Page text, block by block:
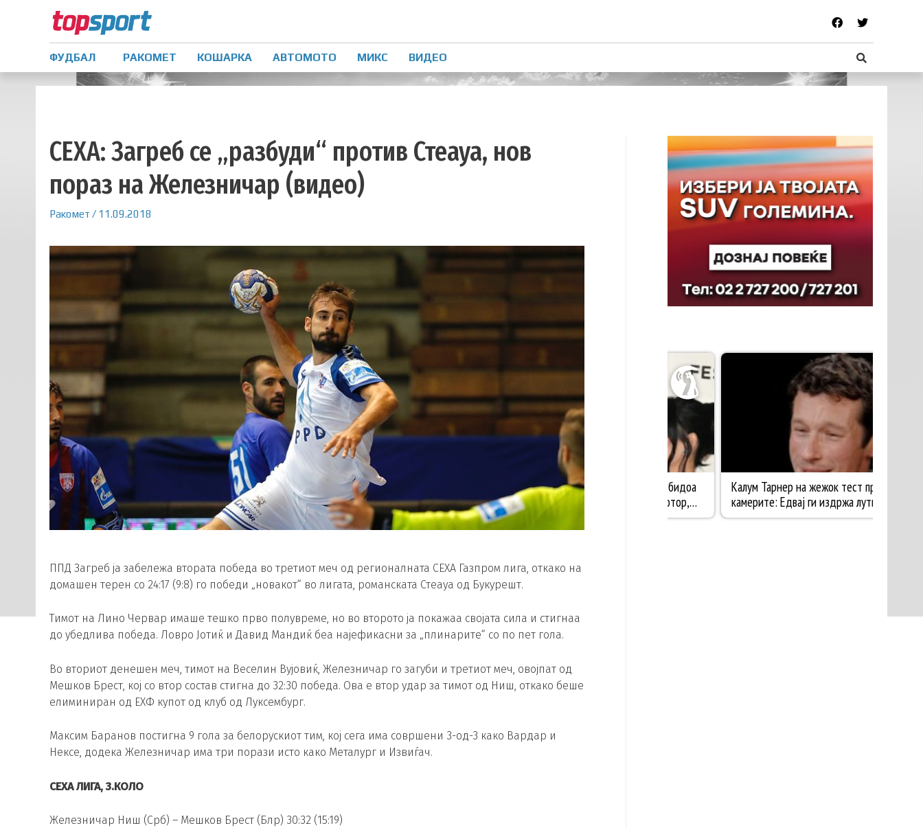
ФУДБАЛ РАКОМЕТ КОШАРКА АВТОМОТО МИКС ВИДЕО
СЕХА: Загреб се „разбуди“ против Стеауа, нов
пораз на Железничар (видео)
Ракомет / 11.09.2018
ППД Загреб ја забележа втората победа во третиот меч од регионалната СЕХА Газпром лига, откако на
домашен терен со 24:17 (9:8) го победи „новакот“ во лигата, романската Стеауа од Букурешт.
Тимот на Лино Червар имаше тешко прво полувреме, но во второто ја покажаа својата сила и стигнаа
до убедлива победа. Ловро Јотиќ и Давид Мандиќ беа најефикасни за „плинарите“ со по пет гола.
Во вториот денешен меч, тимот на Веселин Вујовиќ, Железничар го загуби и третиот меч, овојпат од
Мешков Брест, кој со втор состав стигна до 32:30 победа. Ова е втор удар за тимот од Ниш, откако беше
елиминиран од ЕХФ купот од клуб од Луксембург.
Максим Баранов постигна 9 гола за белорускиот тим, кој сега има совршени 3-од-3 како Вардар и
Нексе, додека Железничар има три порази исто како Металург и Извиѓач.
СЕХА ЛИГА, 3.КОЛО
Железничар Ниш (Срб) – Мешков Брест (Блр) 30:32 (15:19)